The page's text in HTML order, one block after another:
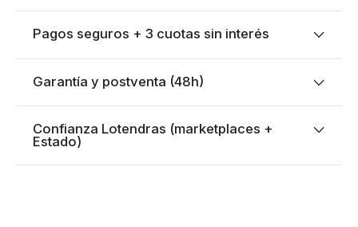
Pagos seguros + 3 cuotas sin interés
Garantía y postventa (48h)
Confianza Lotendras (marketplaces +
Estado)